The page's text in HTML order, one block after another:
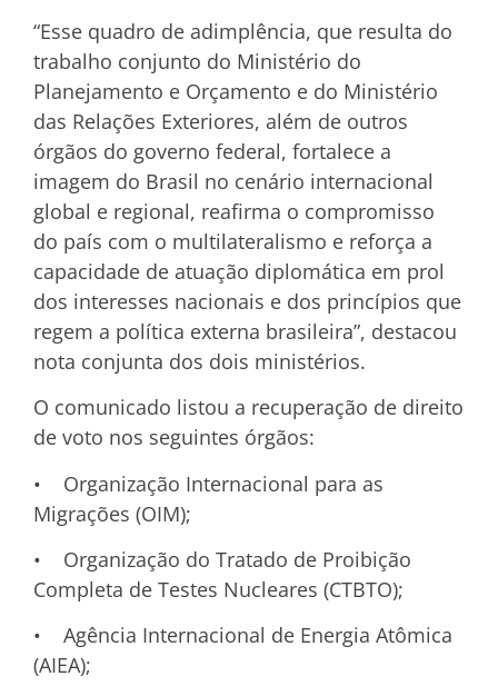
“Esse quadro de adimplência, que resulta do
trabalho conjunto do Ministério do
Planejamento e Orçamento e do Ministério
das Relações Exteriores, além de outros
órgãos do governo federal, fortalece a
imagem do Brasil no cenário internacional
global e regional, reafirma o compromisso
do país com o multilateralismo e reforça a
capacidade de atuação diplomática em prol
dos interesses nacionais e dos princípios que
regem a política externa brasileira”, destacou
nota conjunta dos dois ministérios.
O comunicado listou a recuperação de direito
de voto nos seguintes órgãos:
• Organização Internacional para as
Migrações (OIM);
• Organização do Tratado de Proibição
Completa de Testes Nucleares (CTBTO);
• Agência Internacional de Energia Atômica
(AIEA);